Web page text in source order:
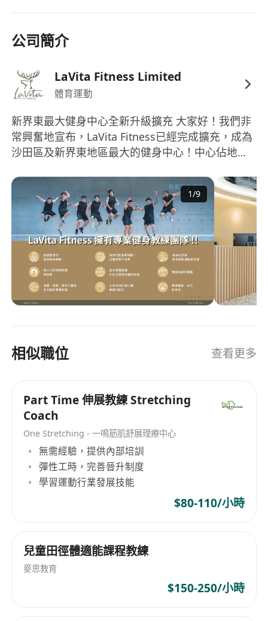
應徵方式 :
或致電**********安排面試！
閣下亦可以直接使用以下連結Whatsapp我們：
別再等待，機會只留給行動者！
加入 LaVita Fitness，成為改變人生的力量，讓我們
一起創造不平凡的未來！
LaVita Fitness – 健康的生活，從這裡開始！
Position: Personal Trainer
Job Responsibilities:
At LaVita Fitness, as a personal trainer, your
primary duties include designing customized
workout programs for clients based on their
fitness goals and physical conditions. You will
be responsible for conducting thorough
and limitations. Demonstrating proper exercise
techniques while ensuring safety is crucial in
encourage clients to maintain consistency in
their fitness journey, adjusting programs as
necessary based on progress and feedback.
Conducting regular evaluations to track
improvements and setting new objectives
accordingly are essential tasks. You may also be
involved in organizing group fitness sessions or
workshops to promote community engagement
Job Requirements:
genuine passion for fitness and helping others
公司簡介
LaVita Fitness Limited
體育運動
新界東最大健身中心全新升級擴充 大家好！我們非
常興奮地宣布，LaVita Fitness已經完成擴充，成為
沙田區及新界東地區最大的健身中心！中心佔地
端健身設施，為你帶來無與倫比的健身享受。 我們
的健身中心設計精美，環境舒適，給您帶來放鬆和
愉悅的運動體驗。無論您是想參加動感的有氧課
程，還是尋找力量訓練的挑戰，我們都有合適的設
施和課程滿足您的需求。 此外，我們的教練團隊由
經驗豐富的專業人士組成，他們將在您的健身旅程
中提供專業指導和支持。無論您是初學者還是有經
驗的運動愛好者，我們都會根據您的需求和目標量
身定制計劃，讓您達到最佳效果。 請致電
樓610A號舖 Shop No. 502-503, 5/F & Shop No.
團隊！ LaVita Fitness 正在尋找充滿熱情和專業的
健身教練加入我們不斷成長的團隊！作為香港領先
的健身中心之一，我們致力於為客戶提供最優質的
健身體驗，並為我們的教練提供一個充滿活力和支
持的工作環境。 為什麼選擇 LaVita Fitness？ * 財
務穩定與成長：Lavita 創立於2020年，最初由3000
尺開始擴充至今已有15,000尺店面，會員人數不斷
上升，顯示出強大的市場地位和發展潛力。 * 專業
個人化的訓練計劃，提供營養建議，並專注於客戶
的身心健康。 * 支持性環境：我們重視每位教練的
成長，提供持續的培訓和發展機會，確保您在職業
生涯中不斷進步。 * 多元化服務：從減重、增肌到
1/9
相似職位 查看更多
Part Time 伸展教練 Stretching
Coach
One Stretching - 一鳴筋肌舒展理療中心
無需經驗，提供內部培訓
彈性工時，完善晉升制度
學習運動行業發展技能
$80-110/小時
兒童田徑體適能課程教練
麥思教育
$150-250/小時